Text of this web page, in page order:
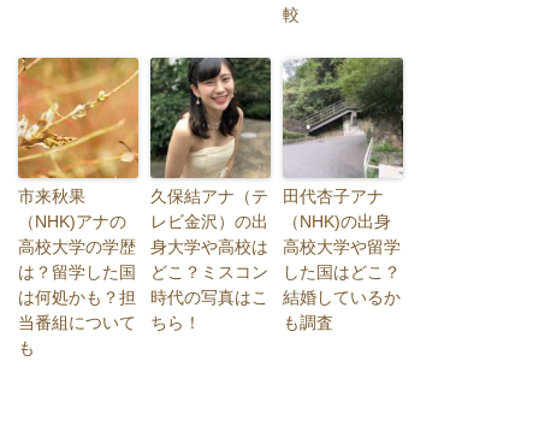
較
市来秋果
（NHK)アナの
高校大学の学歴
は？留学した国
は何処かも？担
当番組について
も
久保結アナ（テ
レビ金沢）の出
身大学や高校は
どこ？ミスコン
時代の写真はこ
ちら！
田代杏子アナ
（NHK)の出身
高校大学や留学
した国はどこ？
結婚しているか
も調査